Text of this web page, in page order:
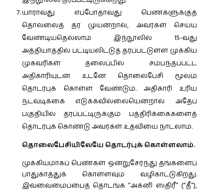
யாராவது எப்போதாவது பெண்களுக்குத்
தொல்லைத் தர முயன்றால், அவர்கள் செய்ய
வேண்டியதெல்லாம் இந்நூலில் 15-வது
அத்தியாத்தில் பட்டியலிட்டுத் தரப்பட்டுள்ள முக்கிய
முகவரிகள் தலைப்பில் சம்பந்தப்பட்ட
அதிகாரியுடன் உடனே தொலைபேசி மூலம்
தொடர்புக் கொள்ள வேண்டும். அதிகாரி உரிய
நடவடிக்கை எடுக்கவில்லையென்றால் அதேப்
பகுதியில் தரப்பட்டிருக்கும் பத்திரிக்கைகளைத்
தொடர்புக் கொண்டு அவர்கள் உதவியை நாடலாம்.
தொலைபேசியிலேயே தொடர்புக் கொள்ளலாம்.
முக்கியமாகப் பெண்கள் ஒன்றுசேர்ந்து தங்களைப்
பாதுகாத்துக் கொள்ளவும் வழிகாட்டுகிறது.
இவ்வைமைப்பைத் தொடங்க “அக்னி ஸ்திரீ” (“தீ”),